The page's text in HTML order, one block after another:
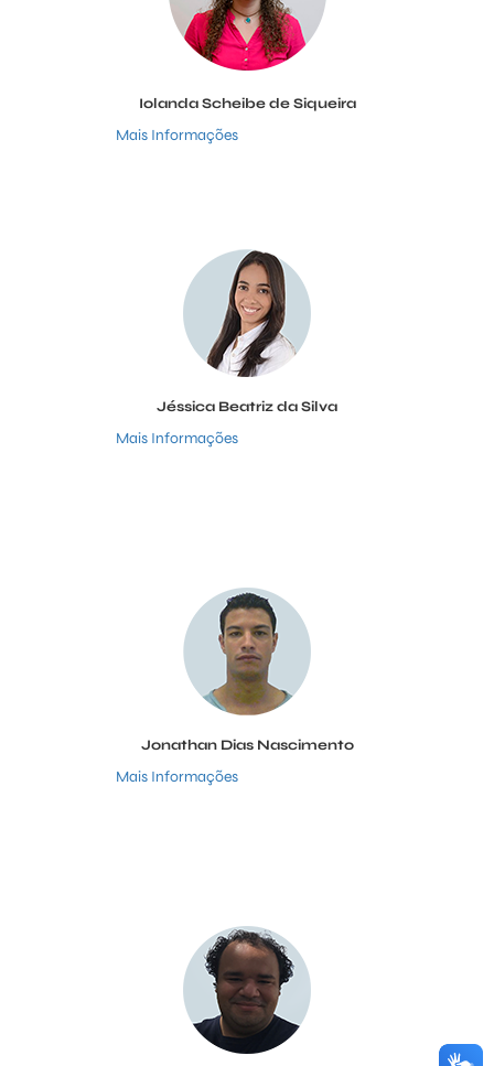
Iolanda Scheibe de Siqueira
Mais Informações
Jéssica Beatriz da Silva
Mais Informações
Jonathan Dias Nascimento
Mais Informações